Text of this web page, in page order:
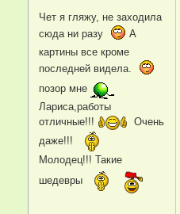
Чет я гляжу, не заходила
сюда ни разу
А
картины все кроме
последней видела.
позор мне
Лариса,работы
отличные!!!
Очень
даже!!!
Молодец!!! Такие
шедевры